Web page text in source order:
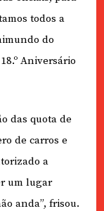
todos a
do
Aniversário
das quota de
de carros e
a
um lugar
anda”, frisou.